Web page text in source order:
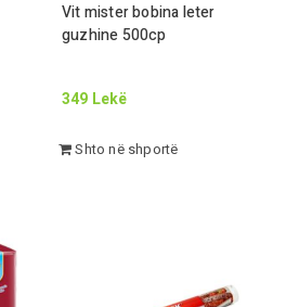
Vit mister bobina leter
guzhine 500cp
349 Lekë
Shto në shportë